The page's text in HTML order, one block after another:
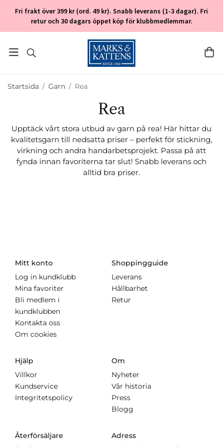
Fri frakt över 399 kr (ord. 49 kr). Snabb leverans (1-3 dagar). Fri
retur och 30 dagars öppet köp för klubbmedlemmar.
Startsida / Garn / Rea
Rea
Upptäck vårt stora utbud av garn på rea! Här hittar du
kvalitetsgarn till nedsatta priser – perfekt för stickning,
virkning och andra handarbetsprojekt. Passa på att
fynda innan favoriterna tar slut! Snabb leverans och
alltid bra priser.
Mitt konto
Log in kundklubb
Mina favoriter
Bli medlem i
kundklubben
Kontakta oss
Om cookies
Shoppingguide
Leverans
Hållbarhet
Retur
Hjälp
Villkor
Kundservice
Integritetspolicy
Om
Nyheter
Vår historia
Press
Blogg
Återförsäljare Adress